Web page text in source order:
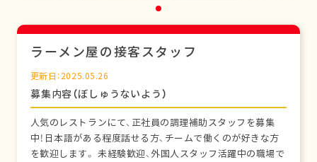
ラーメン屋の接客スタッフ
更新日：2025.05.26
募集内容（ぼしゅうないよう）
人気のレストランにて、正社員の調理補助スタッフを募集
中！日本語がある程度話せる方、チームで働くのが好きな方
を歓迎します。 未経験歓迎、外国人スタッフ活躍中の職場で